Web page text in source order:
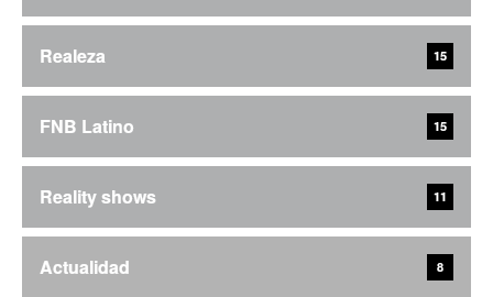
Realeza 15
FNB Latino 15
Reality shows 11
Actualidad 8